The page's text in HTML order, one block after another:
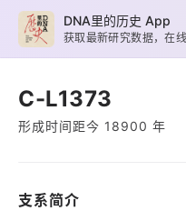
C-L1373
形成时间距今 18900 年
支系简介
DNA里的历史 App
获取最新研究数据，在